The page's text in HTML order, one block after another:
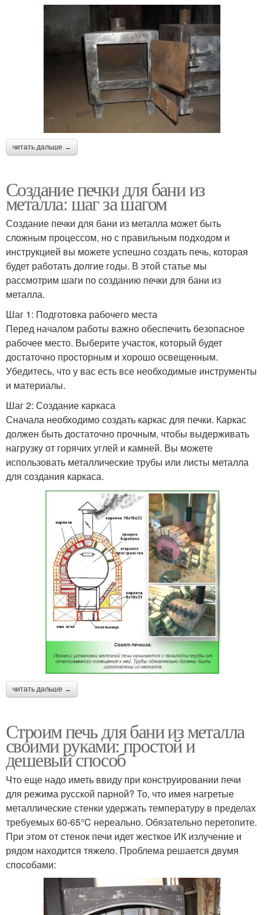
читать дальше →
Создание печки для бани из
металла: шаг за шагом
Создание печки для бани из металла может быть
сложным процессом, но с правильным подходом и
инструкцией вы можете успешно создать печь, которая
будет работать долгие годы. В этой статье мы
рассмотрим шаги по созданию печки для бани из
металла.
Шаг 1: Подготовка рабочего места
Перед началом работы важно обеспечить безопасное
рабочее место. Выберите участок, который будет
достаточно просторным и хорошо освещенным.
Убедитесь, что у вас есть все необходимые инструменты
и материалы.
Шаг 2: Создание каркаса
Сначала необходимо создать каркас для печки. Каркас
должен быть достаточно прочным, чтобы выдерживать
нагрузку от горячих углей и камней. Вы можете
использовать металлические трубы или листы металла
для создания каркаса.
читать дальше →
Строим печь для бани из металла
своими руками: простой и
дешевый способ
Что еще надо иметь ввиду при конструировании печи
для режима русской парной? То, что имея нагретые
металлические стенки удержать температуру в пределах
требуемых 60-65°C нереально. Обязательно перетопите.
При этом от стенок печи идет жесткое ИК излучение и
рядом находится тяжело. Проблема решается двумя
способами: